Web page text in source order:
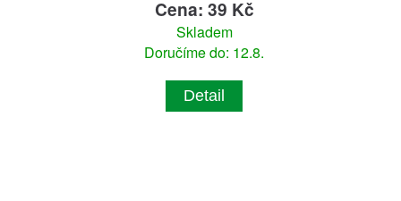
Cena: 39 Kč
Skladem
Doručíme do: 12.8.
Detail